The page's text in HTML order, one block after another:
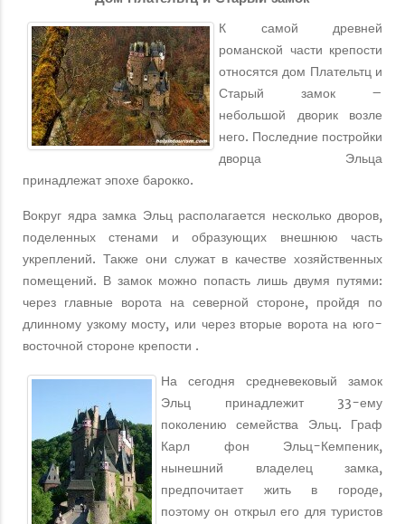
К самой древней
романской части крепости
относятся дом Плательтц и
Старый замок –
небольшой дворик возле
него. Последние постройки
дворца Эльца
принадлежат эпохе барокко.
Вокруг ядра замка Эльц располагается несколько дворов,
поделенных стенами и образующих внешнюю часть
укреплений. Также они служат в качестве хозяйственных
помещений. В замок можно попасть лишь двумя путями:
через главные ворота на северной стороне, пройдя по
длинному узкому мосту, или через вторые ворота на юго-
восточной стороне крепости .
На сегодня средневековый замок
Эльц принадлежит 33-ему
поколению семейства Эльц. Граф
Карл фон Эльц-Кемпеник,
нынешний владелец замка,
предпочитает жить в городе,
поэтому он открыл его для туристов